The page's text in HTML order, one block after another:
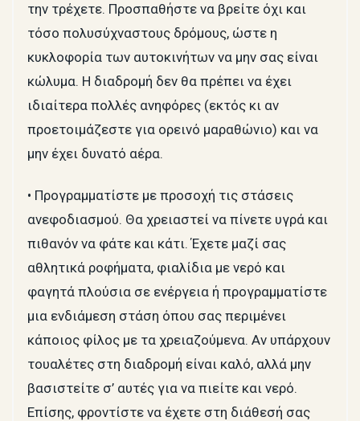
την τρέχετε. Προσπαθήστε να βρείτε όχι και
τόσο πολυσύχναστους δρόμους, ώστε η
κυκλοφορία των αυτοκινήτων να μην σας είναι
κώλυμα. Η διαδρομή δεν θα πρέπει να έχει
ιδιαίτερα πολλές ανηφόρες (εκτός κι αν
προετοιμάζεστε για ορεινό μαραθώνιο) και να
μην έχει δυνατό αέρα.
• Προγραμματίστε με προσοχή τις στάσεις
ανεφοδιασμού. Θα χρειαστεί να πίνετε υγρά και
πιθανόν να φάτε και κάτι. Έχετε μαζί σας
αθλητικά ροφήματα, φιαλίδια με νερό και
φαγητά πλούσια σε ενέργεια ή προγραμματίστε
μια ενδιάμεση στάση όπου σας περιμένει
κάποιος φίλος με τα χρειαζούμενα. Αν υπάρχουν
τουαλέτες στη διαδρομή είναι καλό, αλλά μην
βασιστείτε σ’ αυτές για να πιείτε και νερό.
Επίσης, φροντίστε να έχετε στη διάθεσή σας